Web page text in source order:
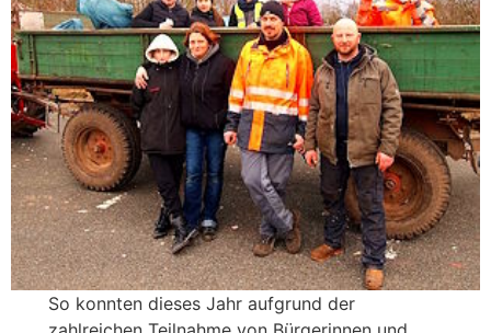
So konnten dieses Jahr aufgrund der